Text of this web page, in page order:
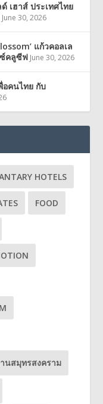
เฮาส์ ประเทศไทย
June 30, 2026
แก้วคอลเล
ซ์คลูซีฟ June 30, 2026
อคนไทย กับ
HOTELS
FOOD
นสมุทรสงคราม